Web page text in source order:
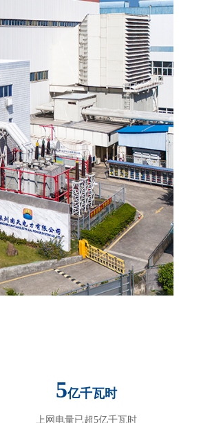
5亿千瓦时
上网电量已超5亿千瓦时